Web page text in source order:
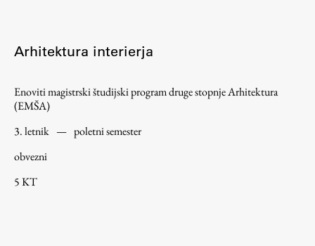
Intranet UL FA
Arhitektura interierja
Enoviti magistrski študijski program druge stopnje Arhitektura
(EMŠA)
3. letnik — poletni semester
obvezni
5 KT